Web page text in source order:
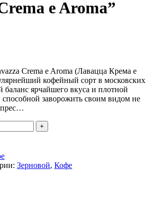
e Aroma”
Crema e Aroma (Лавацца Крема е
кофейный сорт в московских
баланс ярчайшего вкуса и плотной
способной заворожить своим видом не
Зерновой, Кофе